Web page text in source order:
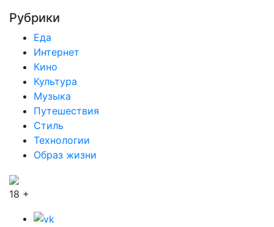
Рубрики
Еда
Интернет
Кино
Культура
Музыка
Путешествия
Стиль
Технологии
Образ жизни
18 +